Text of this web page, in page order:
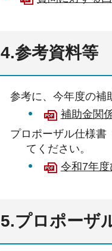
4.参考資料等
参考に、今年度の補
補助金関
プロポーザル仕様
てください。
令和7年度
5.プロポーザ